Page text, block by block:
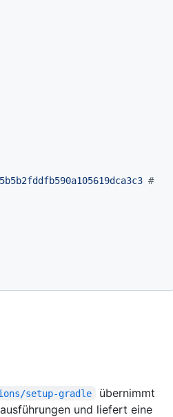
#
setup-gradle
übernimmt
und liefert eine